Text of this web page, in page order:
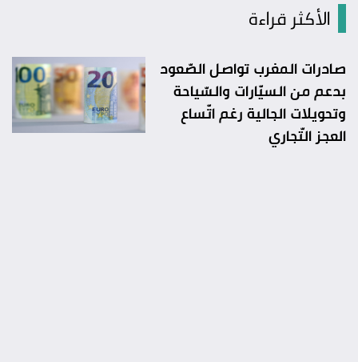
الأكثر قراءة
صادرات المغرب تواصل الصّعود
بدعم من السيّارات والسّياحة
وتحويلات الجالية رغم اتّساع
العجز التّجاري